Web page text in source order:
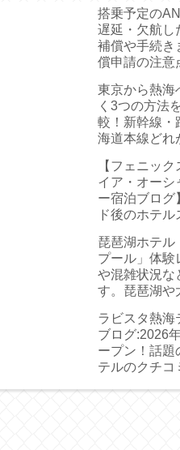
搭乗予定の
遅延・欠航し
補償や手続き
償申請の注意
東京から熱海
く3つの方法
較！新幹線・
海道本線どれ
【フェニッ
イア・オーシ
ー宿泊ブログ
ド後のホテ
琵琶湖ホテル
プール」体験
や混雑状況な
す。琵琶湖や
ラビスタ熱海
ブログ:2026
ープン！話題
テルのクチコ